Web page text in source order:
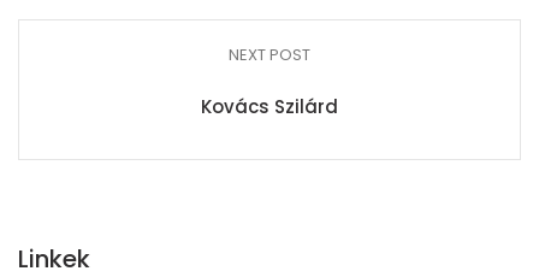
NEXT POST
Kovács Szilárd
Linkek